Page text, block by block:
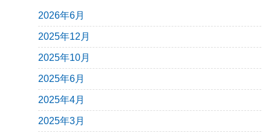
2026年6月
2025年12月
2025年10月
2025年6月
2025年4月
2025年3月